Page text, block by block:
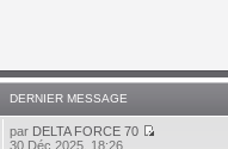
DERNIER MESSAGE
par DELTA FORCE 70
30 Déc 2025, 18:26